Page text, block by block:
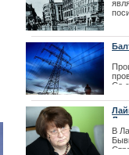
Со
В